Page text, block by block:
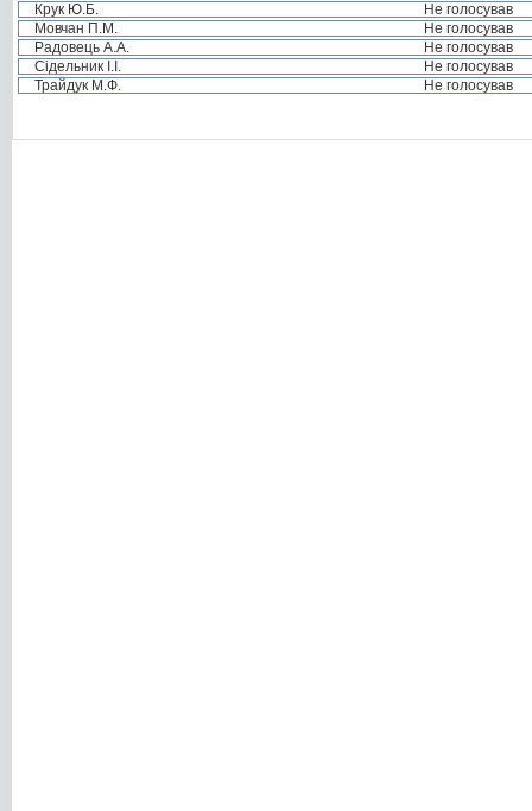
Крук Ю.Б.
Не голосував
Мовчан П.М.
Не голосував
Радовець А.А.
Не голосував
Сідельник І.І.
Не голосував
Трайдук М.Ф.
Не голосував